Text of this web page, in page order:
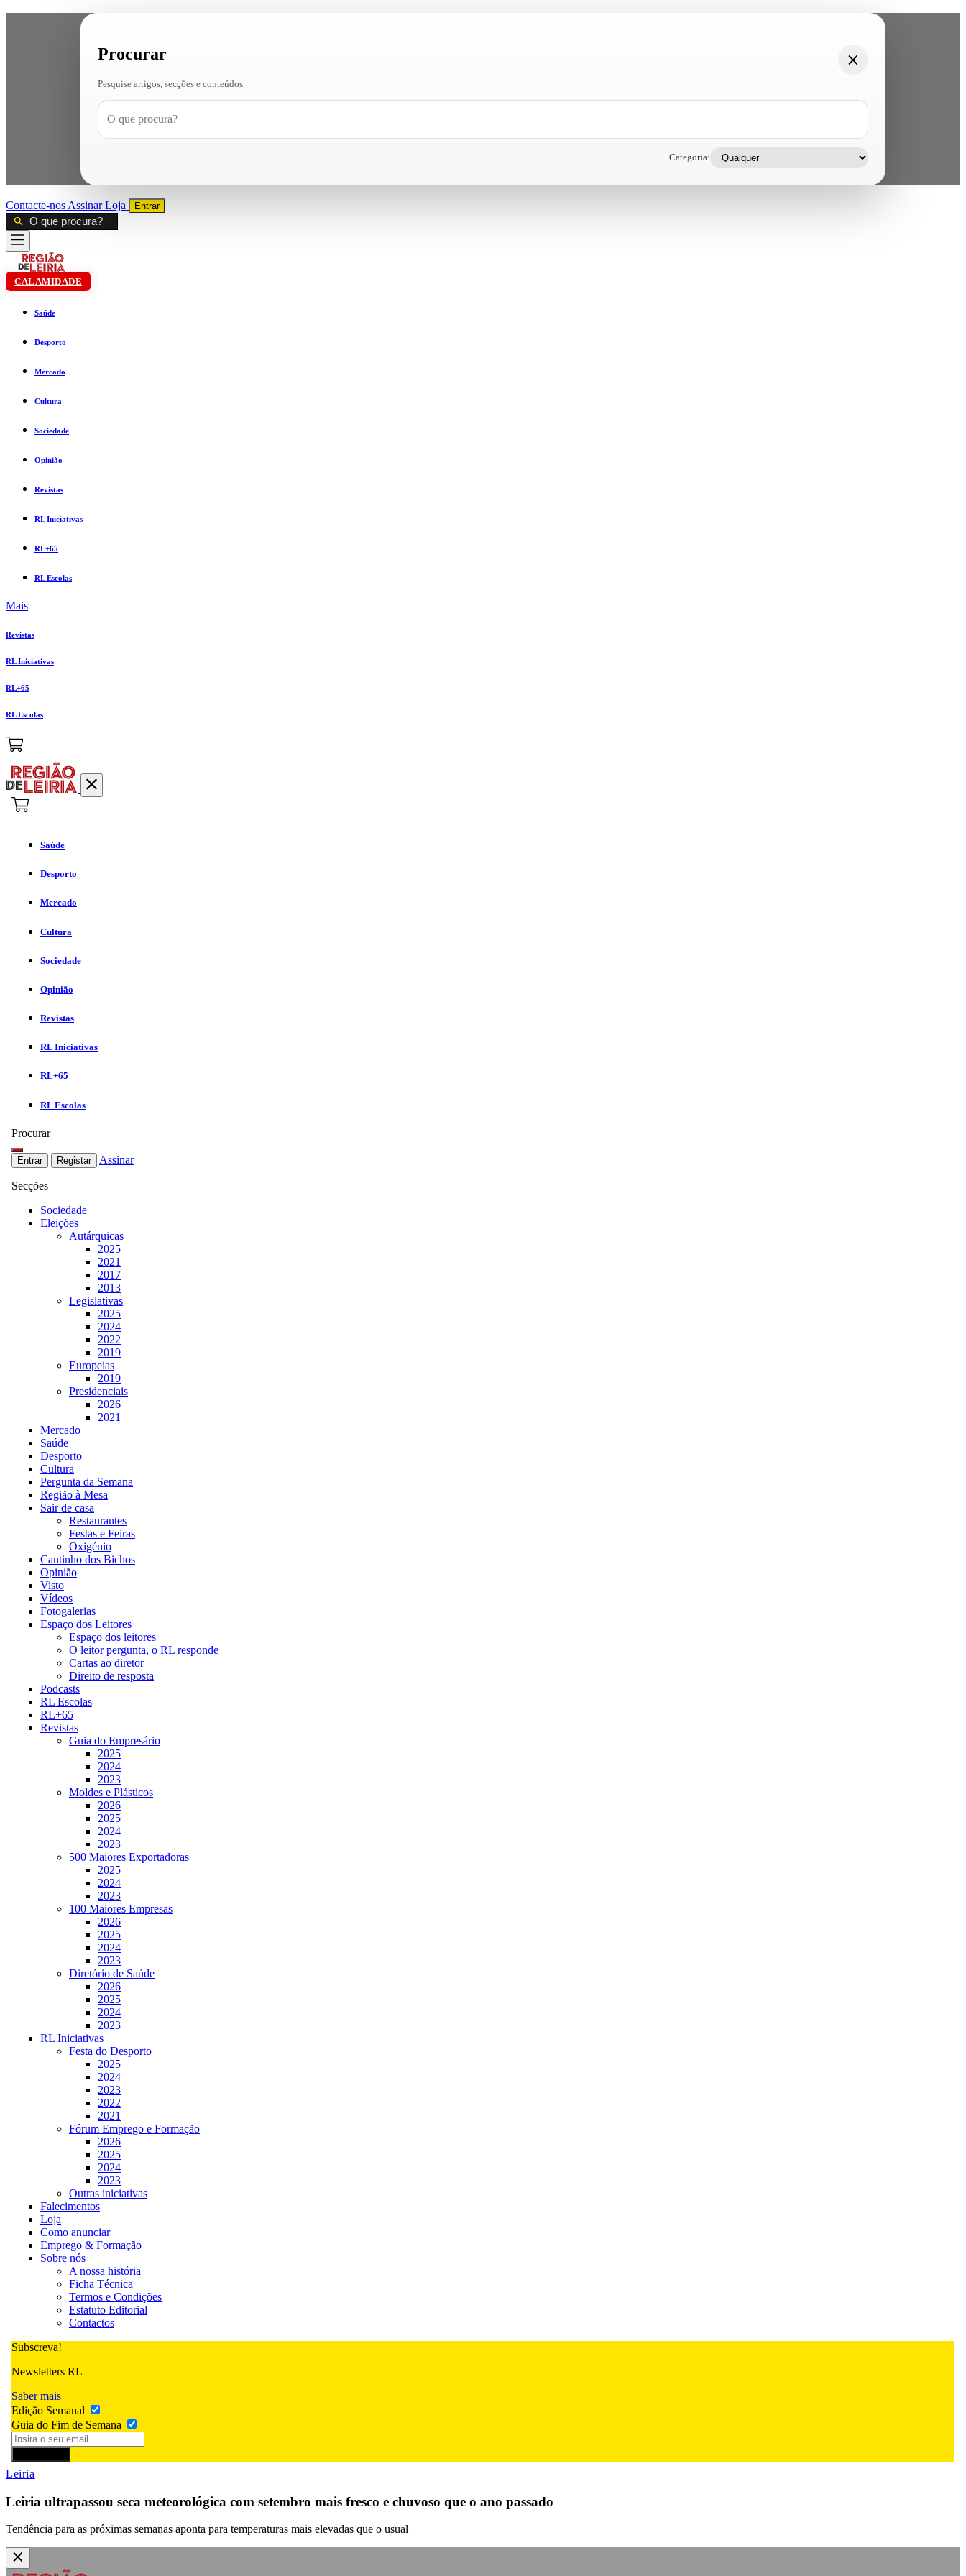
Procurar
Pesquise artigos, secções e conteúdos
Categoria:
Contacte-nos AssinarLoja Entrar
CALAMIDADE
Saúde
Desporto
Mercado
Cultura
Sociedade
Opinião
Revistas
RL Iniciativas
RL+65
RL Escolas
Mais
Revistas
RL Iniciativas
RL+65
RL Escolas
Saúde
Desporto
Mercado
Cultura
Sociedade
Opinião
Revistas
RL Iniciativas
RL+65
RL Escolas
Procurar
Entrar Registar Assinar
Secções
Sociedade
Eleições
Autárquicas
2025
2021
2017
2013
Legislativas
2025
2024
2022
2019
Europeias
2019
Presidenciais
2026
2021
Mercado
Saúde
Desporto
Cultura
Pergunta da Semana
Região à Mesa
Sair de casa
Restaurantes
Festas e Feiras
Oxigénio
Cantinho dos Bichos
Opinião
Visto
Vídeos
Fotogalerias
Espaço dos Leitores
Espaço dos leitores
O leitor pergunta, o RL responde
Cartas ao diretor
Direito de resposta
Podcasts
RL Escolas
RL+65
Revistas
Guia do Empresário
2025
2024
2023
Moldes e Plásticos
2026
2025
2024
2023
500 Maiores Exportadoras
2025
2024
2023
100 Maiores Empresas
2026
2025
2024
2023
Diretório de Saúde
2026
2025
2024
2023
RL Iniciativas
Festa do Desporto
2025
2024
2023
2022
2021
Fórum Emprego e Formação
2026
2025
2024
2023
Outras iniciativas
Falecimentos
Loja
Como anunciar
Emprego & Formação
Sobre nós
A nossa história
Ficha Técnica
Termos e Condições
Estatuto Editorial
Contactos
Subscreva!
Newsletters RL
Saber mais
Edição Semanal
Guia do Fim de Semana
Leiria
Leiria ultrapassou seca meteorológica com setembro mais fresco e chuvoso que o ano passado
Tendência para as próximas semanas aponta para temperaturas mais elevadas que o usual